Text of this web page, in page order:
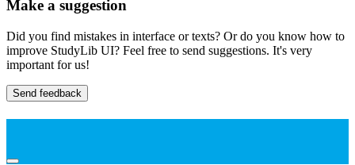
Make a suggestion
Did you find mistakes in interface or texts? Or do you know how to
improve StudyLib UI? Feel free to send suggestions. It's very
important for us!
Send feedback